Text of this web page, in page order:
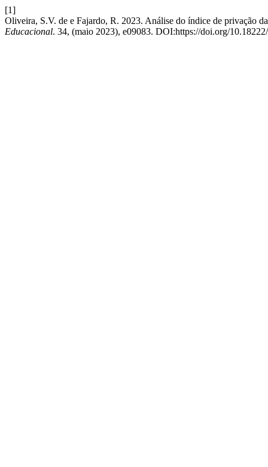
[1]
Oliveira, S.V. de e Fajardo, R. 2023. Análise do índice de privação
Educacional. 34, (maio 2023), e09083. DOI:https://doi.org/